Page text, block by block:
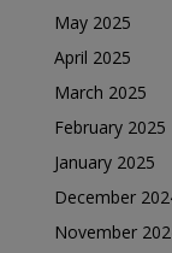
May 2025
April 2025
March 2025
February 2025
January 2025
December
November